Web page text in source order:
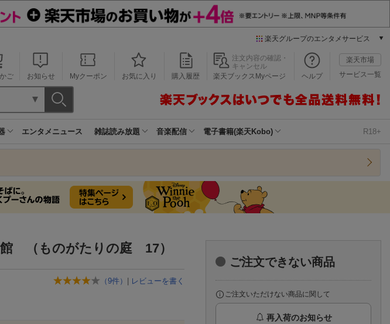
楽天グループのエンタメサービス
本/ゲーム/CD/DVD
楽天ブックス
楽天Kobo
楽天チケット
エンタメニュース
推し楽
ご お知らせ Myクーポン お気に入り 購入履歴
注文内容の確認・
キャンセル
楽天ブックスMyページ
ヘルプ
楽天市場
サービス一覧
エンタメニュース 雑誌読み放題 音楽配信 電子書籍(楽天Kobo) R18+
（ものがたりの庭 17）
（9件） | レビューを書く
ご注文できない商品
ご注文いただけない商品に関して
再入荷のお知らせ